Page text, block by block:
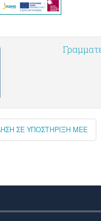
ΣΕ ΥΠΟΣΤΗΡΙΞΗ ΜΕΕ